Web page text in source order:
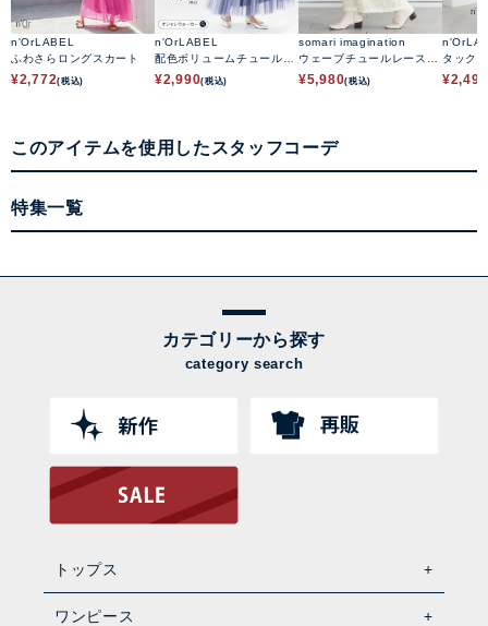
n'OrLABEL
ふわさらロングスカート
¥2,772(税込)
n'OrLABEL
配色ボリュームチュールス
カート
¥2,990(税込)
somari imagination
ウェーブチュールレースス
カート
¥5,980(税込)
タック
カート
¥2,490
このアイテムを使用したスタッフコーデ
特集一覧
カテゴリーから探す
category search
トップス
ワンピース